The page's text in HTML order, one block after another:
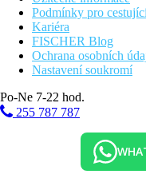
Fotogalerie
Podmínky pro
Kariéra
FISCHER Blog
Ochrana osobních
Nastavení soukromí
Po-Ne 7-22 hod.
255 787 787